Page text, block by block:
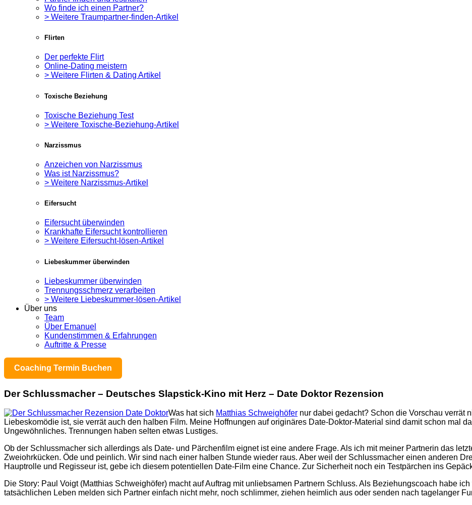
Wo finde ich einen Partner?
> Weitere Traumpartner-finden-Artikel
Flirten
Der perfekte Flirt
Online-Dating meistern
> Weitere Flirten & Dating Artikel
Toxische Beziehung
Toxische Beziehung Test
> Weitere Toxische-Beziehung-Artikel
Narzissmus
Anzeichen von Narzissmus
Was ist Narzissmus?
> Weitere Narzissmus-Artikel
Eifersucht
Eifersucht überwinden
Krankhafte Eifersucht kontrollieren
> Weitere Eifersucht-lösen-Artikel
Liebeskummer überwinden
Liebeskummer überwinden
Trennungsschmerz verarbeiten
> Weitere Liebeskummer-lösen-Artikel
Über uns
Team
Über Emanuel
Kundenstimmen & Erfahrungen
Auftritte & Presse
Coaching Termin Buchen
Der Schlussmacher – Deutsches Slapstick-Kino mit Herz – Date Doktor Rezension
Was hat sich Matthias Schweighöfer nur dabei gedacht? Schon die Vorschau verrät
Liebeskomödie ist, sie verrät auch den halben Film. Meine Hoffnungen auf originäres Date-Doktor-Material sind damit schon mal
Ungewöhnliches. Trennungen haben selten etwas Lustiges.
Ob der Schlussmacher sich allerdings als Date- und Pärchenfilm eignet ist eine andere Frage. Als ich mit meiner Partnerin das
Zweiohrkücken. Öde und peinlich. Wir sind nach einer halben Stunde wieder raus. Aber weil der Schlussmacher einen anderen
Hauptrolle und Regisseur ist, gebe ich diesem potentiellen Date-Film eine Chance. Zur Sicherheit noch ein Testpärchen ins
Die Story: Paul Voigt (Matthias Schweighöfer) macht auf Auftrag mit unliebsamen Partnern Schluss. Als Beziehungscoach habe
tatsächlichen Leben melden sich Partner einfach nicht mehr, noch schlimmer, ziehen heimlich aus oder senden nach tagelanger